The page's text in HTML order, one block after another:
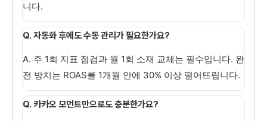
니다.
Q. 자동화 후에도 수동 관리가 필요한가요?
A. 주 1회 지표 점검과 월 1회 소재 교체는 필수입니다. 완
전 방치는 ROAS를 1개월 안에 30% 이상 떨어뜨립니다.
Q. 카카오 모먼트만으로도 충분한가요?